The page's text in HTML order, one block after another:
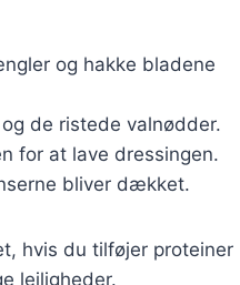
og hakke bladene
de ristede valnødder.
for at lave dressingen.
bliver dækket.
hvis du tilføjer proteiner
lejligheder.